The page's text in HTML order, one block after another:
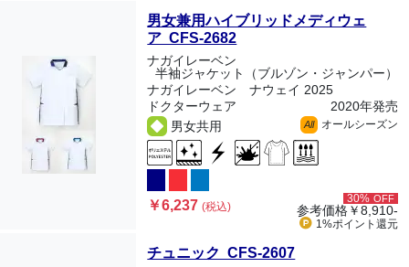
男女兼用ハイブリッドメディウェ
ア CFS-2682
ナガイレーベン
半袖ジャケット（ブルゾン・ジャンパー）
ナガイレーベン ナウェイ 2025
ドクターウェア
2020年発売
男女共用
All オールシーズン
￥6,237(税込)
30% OFF
参考価格￥8,910-
1%ポイント 還元
チュニック CFS-2607